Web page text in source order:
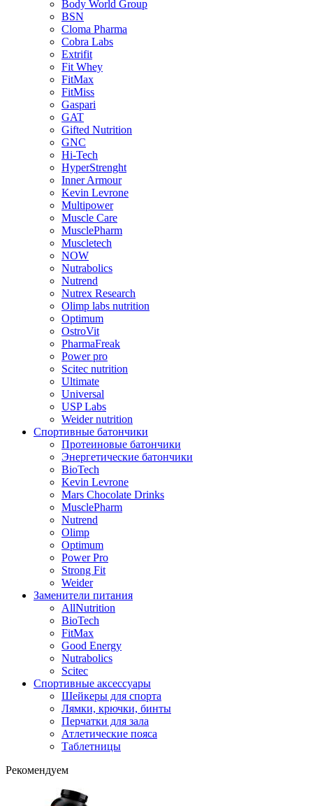
Body World Group
BSN
Cloma Pharma
Cobra Labs
Extrifit
Fit Whey
FitMax
FitMiss
Gaspari
GAT
Gifted Nutrition
GNC
Hi-Tech
HyperStrenght
Inner Armour
Kevin Levrone
Multipower
Muscle Care
MusclePharm
Muscletech
NOW
Nutrabolics
Nutrend
Nutrex Research
Olimp labs nutrition
Optimum
OstroVit
PharmaFreak
Power pro
Scitec nutrition
Ultimate
Universal
USP Labs
Weider nutrition
Спортивные батончики
Протеиновые батончики
Энергетические батончики
BioTech
Kevin Levrone
Mars Chocolate Drinks
MusclePharm
Nutrend
Olimp
Optimum
Power Pro
Strong Fit
Weider
Заменители питания
AllNutrition
BioTech
FitMax
Good Energy
Nutrabolics
Scitec
Спортивные аксессуары
Шейкеры для спорта
Лямки, крючки, бинты
Перчатки для зала
Атлетические пояса
Таблетницы
Рекомендуем